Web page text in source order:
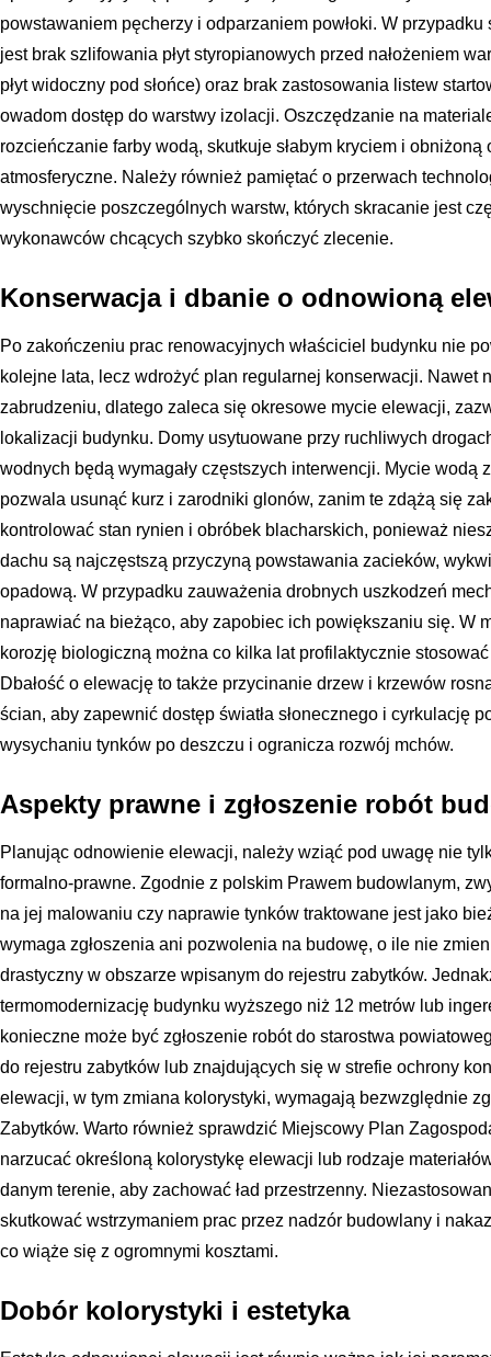
powstawaniem pęcherzy i odparzaniem powłoki. W
jest brak szlifowania płyt styropianowych przed nałożeniem
płyt widoczny pod słońce) oraz brak zastosowania listew
owadom dostęp do warstwy izolacji. Oszczędzanie na
rozcieńczanie farby wodą, skutkuje słabym kryciem i
atmosferyczne. Należy również pamiętać o przerwach
wyschnięcie poszczególnych warstw, których skracanie jest
wykonawców chcących szybko skończyć zlecenie.
Konserwacja i dbanie o odnowioną
Po zakończeniu prac renowacyjnych właściciel budynku nie
kolejne lata, lecz wdrożyć plan regularnej konserwacji. Nawet
zabrudzeniu, dlatego zaleca się okresowe mycie elewacji,
lokalizacji budynku. Domy usytuowane przy ruchliwych
wodnych będą wymagały częstszych interwencji. Mycie wodą
pozwala usunąć kurz i zarodniki glonów, zanim te zdążą się
kontrolować stan rynien i obróbek blacharskich, ponieważ
dachu są najczęstszą przyczyną powstawania zacieków,
opadową. W przypadku zauważenia drobnych uszkodzeń
naprawiać na bieżąco, aby zapobiec ich powiększaniu się. W
korozję biologiczną można co kilka lat profilaktycznie
Dbałość o elewację to także przycinanie drzew i krzewów
ścian, aby zapewnić dostęp światła słonecznego i cyrkulację
wysychaniu tynków po deszczu i ogranicza rozwój mchów.
Aspekty prawne i zgłoszenie robót
Planując odnowienie elewacji, należy wziąć pod uwagę nie
formalno-prawne. Zgodnie z polskim Prawem budowlanym,
na jej malowaniu czy naprawie tynków traktowane jest jako
wymaga zgłoszenia ani pozwolenia na budowę, o ile nie
drastyczny w obszarze wpisanym do rejestru zabytków.
termomodernizację budynku wyższego niż 12 metrów lub
konieczne może być zgłoszenie robót do starostwa
do rejestru zabytków lub znajdujących się w strefie ochrony
elewacji, w tym zmiana kolorystyki, wymagają bezwzględnie
Zabytków. Warto również sprawdzić Miejscowy Plan
narzucać określoną kolorystykę elewacji lub rodzaje
danym terenie, aby zachować ład przestrzenny.
skutkować wstrzymaniem prac przez nadzór budowlany i
co wiąże się z ogromnymi kosztami.
Dobór kolorystyki i estetyka